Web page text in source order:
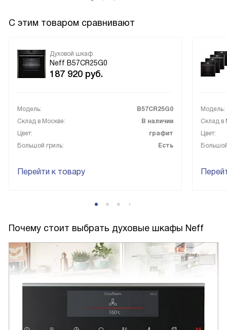
предсказуемый результат. Рекомендую тем, кто ценит
С этим товаром сравнивают
Духовой шкаф
Neff B57CR25G0
187 920 руб.
Модель:
B57CR25G0
Склад в Москве:
В наличии
Цвет:
графит
Большой гриль:
Есть
Перейти к товару
Модель:
Склад в
Цвет:
Почему стоит выбрать духовые шкафы Neff